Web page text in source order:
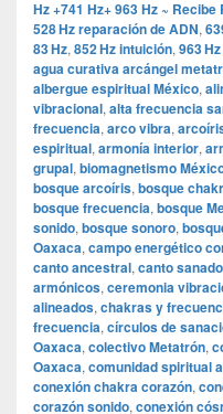
Hz +741 Hz+ 963 Hz ~ Recibe
528 Hz reparación de ADN,
83 Hz, 852 Hz intuición, 963
agua curativa arcángel
albergue espiritual México,
vibracional, alta frecuencia
frecuencia, arco vibra,
espiritual, armonía interior,
grupal, biomagnetismo
bosque arcoíris, bosque
bosque frecuencia, bosque
sonido, bosque sonoro,
Oaxaca, campo energético
canto ancestral, canto
armónicos, ceremonia
alineados, chakras y
frecuencia, círculos de
Oaxaca, colectivo Metatrón,
Oaxaca, comunidad spiritual
conexión chakra corazón,
corazón sonido, conexión